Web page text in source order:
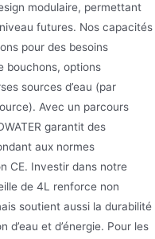
modulaire, permettant
futures. Nos capacités
pour des besoins
bouchons, options
sources d’eau (par
Avec un parcours
garantit des
aux normes
CE. Investir dans notre
de 4L renforce non
soutient aussi la durabilité
et d’énergie. Pour les